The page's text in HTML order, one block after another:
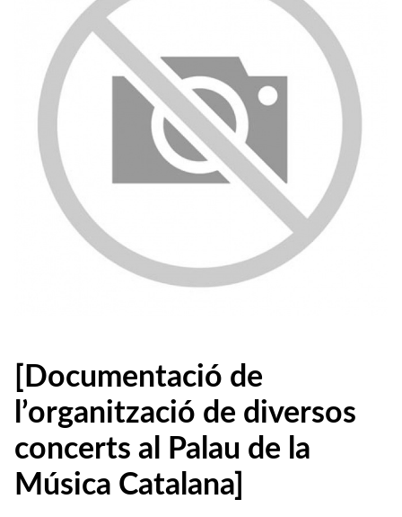
[Documentació de
l’organització de diversos
concerts al Palau de la
Música Catalana]